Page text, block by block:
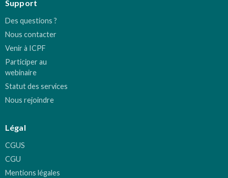
Support
Des questions ?
Nous contacter
Venir à ICPF
Participer au
webinaire
Statut des services
Nous rejoindre
Légal
CGUS
CGU
Mentions légales